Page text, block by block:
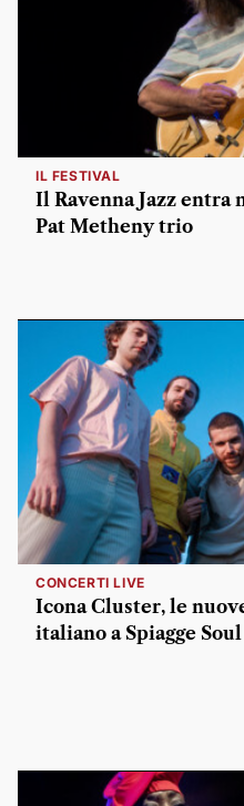
IL FESTIVAL
Il Ravenna Jazz
Pat Metheny trio
CONCERTI LIVE
Icona Cluster, le
italiano a Spiagge Soul